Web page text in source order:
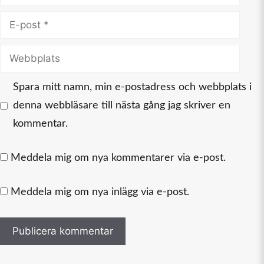
Webbplats
Spara mitt namn, min e-postadress och webbplats i
denna webbläsare till nästa gång jag skriver en
kommentar.
Meddela mig om nya kommentarer via e-post.
Meddela mig om nya inlägg via e-post.